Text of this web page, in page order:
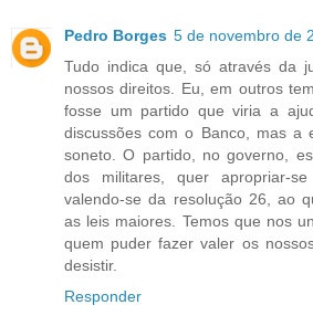
Pedro Borges 5 de novembro de
Tudo indica que, só através da
nossos direitos. Eu, em outros
fosse um partido que viria a
discussões com o Banco, mas a
soneto. O partido, no governo,
dos militares, quer apropriar-
valendo-se da resolução 26, ao
as leis maiores. Temos que nos
quem puder fazer valer os
desistir.
Responder